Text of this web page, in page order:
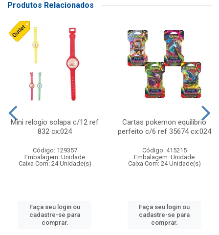
Produtos Relacionados
Mini relogio solapa c/12 ref
832 cx:024
Código: 129357
Embalagem: Unidade
Caixa Com: 24 Unidade(s)
Faça seu login ou
cadastre-se para
comprar.
Cartas pokemon equilibrio
perfeito c/6 ref 35674 cx:024
Código: 415215
Embalagem: Unidade
Caixa Com: 24 Unidade(s)
Faça seu login ou
cadastre-se para
comprar.